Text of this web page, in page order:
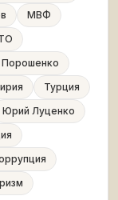
МВФ
Турция
Юрий Луценко